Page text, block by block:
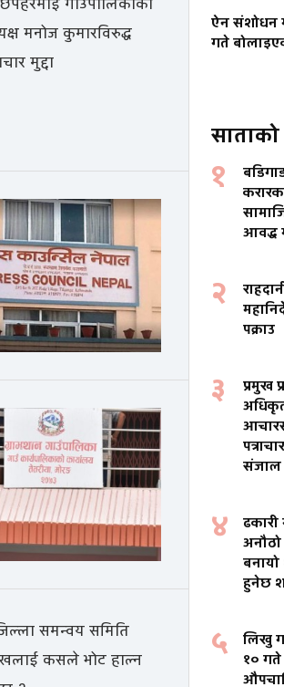
ऐन संशोधन
गते
१
आवद्ध
२
पक्राउ
३
प्रमुख
संजाल
४
ढकारी
अनौठो
हुनेछ
५
लिखु
१०